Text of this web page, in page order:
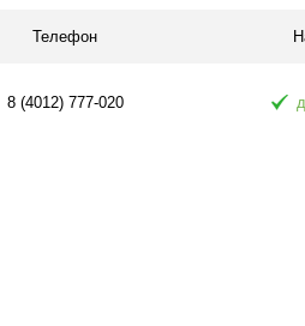
Телефон
8 (4012) 777-020